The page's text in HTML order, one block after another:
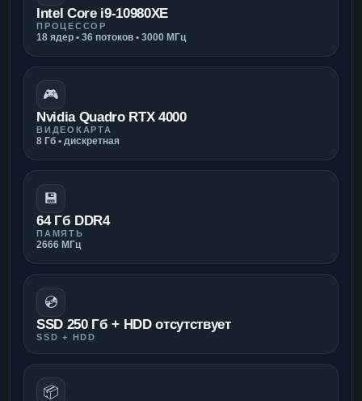
Intel Core i9-10980XE
ПРОЦЕССОР
18 ядер • 36 потоков • 3000 МГц
🎮
Nvidia Quadro RTX 4000
ВИДЕОКАРТА
8 Гб • дискретная
💾
64 Гб DDR4
ПАМЯТЬ
2666 МГц
💿
SSD 250 Гб + HDD отсутствует
SSD + HDD
📦